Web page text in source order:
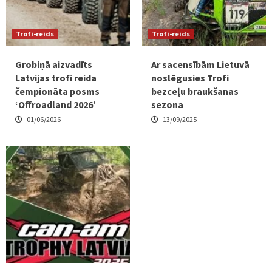
Trofi-reids
Grobiņā aizvadīts
Latvijas trofi reida
čempionāta posms
‘Offroadland 2026’
01/06/2026
Trofi-reids
Ar sacensībām Lietuvā
noslēgusies Trofi
bezceļu braukšanas
sezona
13/09/2025